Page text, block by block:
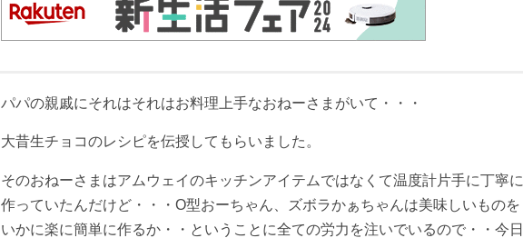
パパの親戚にそれはそれはお料理上手なおねーさまがいて・・・
大昔生チョコのレシピを伝授してもらいました。
そのおねーさまはアムウェイのキッチンアイテムではなくて温度計片手に丁寧に
作っていたんだけど・・・O型おーちゃん、ズボラかぁちゃんは美味しいものを
いかに楽に簡単に作るか・・ということに全ての労力を注いでいるので・・今日